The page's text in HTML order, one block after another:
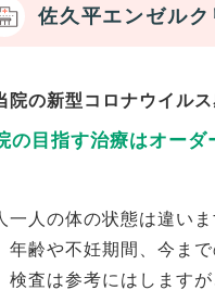
佐久平エンゼル
院の新型コロナウイル
の目指す治療はオーダ
一人の体の状態は違い
年齢や不妊期間、今ま
検査は参考にはします